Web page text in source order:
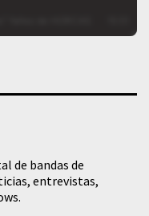
de bandas de
entrevistas,